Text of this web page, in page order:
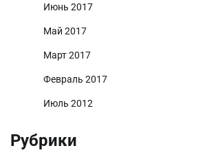
Июнь 2017
Май 2017
Март 2017
Февраль 2017
Июль 2012
Рубрики